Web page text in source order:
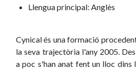
Llengua principal: Anglès
Cynical és una formació
la seva trajectòria l'any 2005.
a poc s'han anat fent un lloc dins